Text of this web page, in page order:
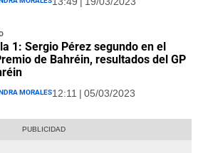
1: Sergio Pérez segundo en el
de Bahréin, resultados del GP
Morales12:11 | 05/03/2023